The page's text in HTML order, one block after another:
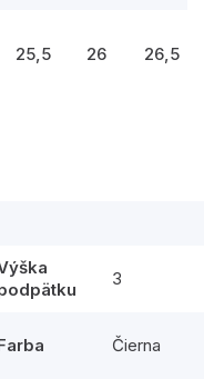
25,5 26 26,5
3
Čierna